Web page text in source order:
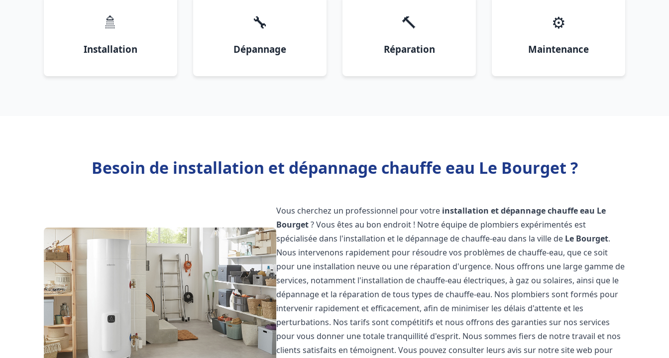
🚿
Installation
🔧
Dépannage
🔨
Réparation
⚙️
Maintenance
Besoin de installation et dépannage chauffe eau Le Bourget ?
Vous cherchez un professionnel pour votre installation et dépannage chauffe eau Le
Bourget? Vous êtes au bon endroit ! Notre équipe de plombiers expérimentés est
spécialisée dans l'installation et le dépannage de chauffe-eau dans la ville de Le Bourget.
Nous intervenons rapidement pour résoudre vos problèmes de chauffe-eau, que ce soit
pour une installation neuve ou une réparation d'urgence. Nous offrons une large gamme de
services, notamment l'installation de chauffe-eau électriques, à gaz ou solaires, ainsi que le
dépannage et la réparation de tous types de chauffe-eau. Nos plombiers sont formés pour
intervenir rapidement et efficacement, afin de minimiser les délais d'attente et les
perturbations. Nos tarifs sont compétitifs et nous offrons des garanties sur nos services
pour vous donner une totale tranquillité d'esprit. Nous sommes fiers de notre travail et nos
clients satisfaits en témoignent. Vous pouvez consulter leurs avis sur notre site web pour